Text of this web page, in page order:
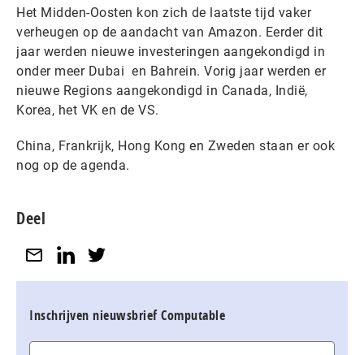
Het Midden-Oosten kon zich de laatste tijd vaker
verheugen op de aandacht van Amazon. Eerder dit
jaar werden nieuwe investeringen aangekondigd in
onder meer Dubai en Bahrein. Vorig jaar werden er
nieuwe Regions aangekondigd in Canada, Indië,
Korea, het VK en de VS.
China, Frankrijk, Hong Kong en Zweden staan er ook
nog op de agenda.
Deel
Inschrijven nieuwsbrief Computable